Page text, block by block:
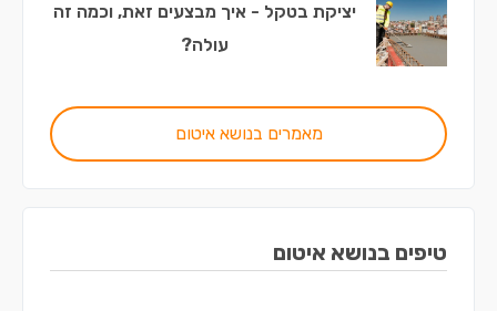
יציקת בטקל - איך מבצעים זאת, וכמה זה
עולה?
מאמרים בנושא איטום
טיפים בנושא איטום